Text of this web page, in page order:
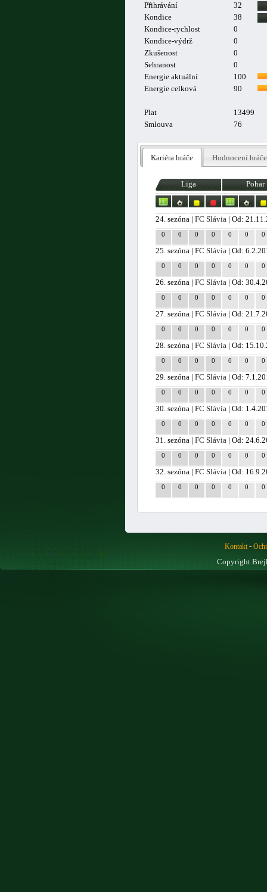
Přihrávání
32
Kondice
38
Kondice-rychlost
0
Kondice-výdrž
0
Zkušenost
0
Sehranost
0
Energie aktuální
100
Energie celková
90
Plat
13499
Smlouva
76
Kariéra hráče Hodnocení hráče
Liga Pohar
24. sezóna |FC Slávia | Od:
0 0 0 0 0 0 0
25. sezóna |FC Slávia | Od:
0 0 0 0 0 0 0
26. sezóna |FC Slávia | Od:
0 0 0 0 0 0 0
27. sezóna |FC Slávia | Od:
0 0 0 0 0 0 0
28. sezóna |FC Slávia | Od:
0 0 0 0 0 0 0
29. sezóna |FC Slávia | Od:
0 0 0 0 0 0 0
30. sezóna |FC Slávia | Od:
0 0 0 0 0 0 0
31. sezóna |FC Slávia | Od:
0 0 0 0 0 0 0
32. sezóna |FC Slávia | Od:
0 0 0 0 0 0 0
Kontakt-
Copyright